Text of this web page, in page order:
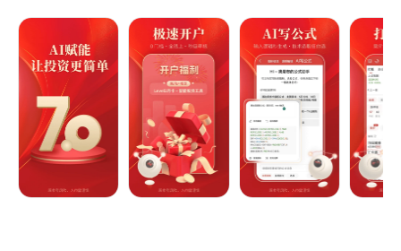
【日内交易助手】持仓当日回转，捕捉日内交易机会；
更多银河智能交易功能，等您来体验！
2、财富管理
【财富星】银河牛人，为您选股；服务管买管卖，荐股
有始有终；
【财富星-基金管家】产品复杂挑花眼？基金管家帮你
选！配基金，找专家，千元即可享“最强大脑”基金组
合！
【智能选股】 上百种类选股标签，随心所欲条件选
股，优质股票手到擒来;
【盯盘预警】 个股异动实时推送，股价提醒精准洞
悉，事件提醒轻松看盘;
【指标公式】 炒股指标应有尽有，特色公式琳琅满
目，操作简便随心而动;
【龙虎看盘】 解密每日龙虎榜单，掌控游资行进路